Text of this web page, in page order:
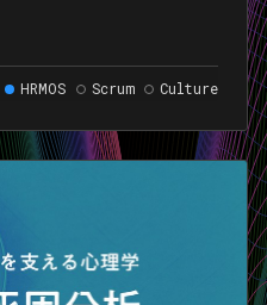
たが対策を検討してい
と「なぜそこでつまづ
えるようなことが、ス
こともあります。
HRMOS Scrum Culture